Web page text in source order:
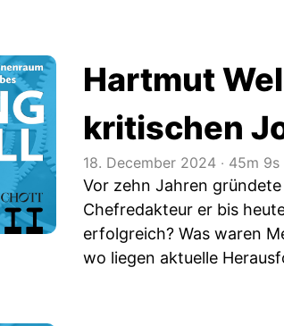
Hartmut
kritischen
18. December 2024 ‧ 45m 9s
Vor zehn Jahren gründete
Chefredakteur er bis
erfolgreich? Was waren
wo liegen aktuelle